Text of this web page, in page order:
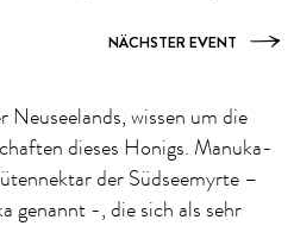
NÄCHSTER EVENT
wissen um die
dieses Honigs. Manuka-
der Südseemyrte –
genannt -, die sich als sehr